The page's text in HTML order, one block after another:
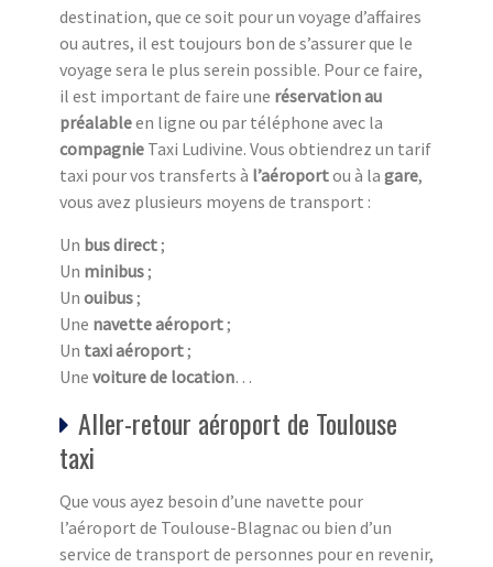
destination, que ce soit pour un voyage d’affaires
ou autres, il est toujours bon de s’assurer que le
voyage sera le plus serein possible. Pour ce faire,
il est important de faire une réservation au
préalableen ligne ou par téléphone avec la
compagnie Taxi Ludivine. Vous obtiendrez un tarif
taxi pour vos transferts à l’aéroportou à la gare,
vous avez plusieurs moyens de transport :
Un bus direct;
Un minibus;
Un ouibus;
Une navette aéroport;
Un taxi aéroport;
Une voiture de location…
Aller-retour aéroport de Toulouse
taxi
Que vous ayez besoin d’une navette pour
l’aéroport de Toulouse-Blagnac ou bien d’un
service de transport de personnes pour en revenir,